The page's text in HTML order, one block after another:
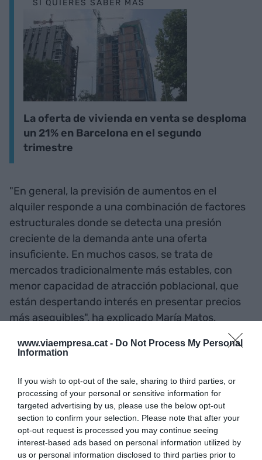
www.viaempresa.cat - Do Not Process My Personal
Information
If you wish to opt-out of the sale, sharing to third parties, or
processing of your personal or sensitive information for
targeted advertising by us, please use the below opt-out
section to confirm your selection. Please note that after your
opt-out request is processed you may continue seeing
interest-based ads based on personal information utilized by
us or personal information disclosed to third parties prior to
SI QUIERES SABER MÁS
La oferta de vivienda en venta se desploma
un 21% en Barcelona en el segundo
trimestre
"En general, la previsión de aumentos en el
alquiler responde a una combinación de factores
estructurales donde se detecta una presión
creciente de la demanda ante una oferta
insuficiente. En muchos casos, se trata de
mercados tradicionalmente más estables, con
menor capacidad de atracción poblacional, que
están despertando interés en presentar precios
más asequibles", ha explicado María Matos,
directora de Estudios de Fotocasa". Por otro lado,
los descensos de precio previstos, según Matos,
del mercado después de picos de demanda o
aumentos muy acusados en meses anteriores".
Los precios subirán en 26